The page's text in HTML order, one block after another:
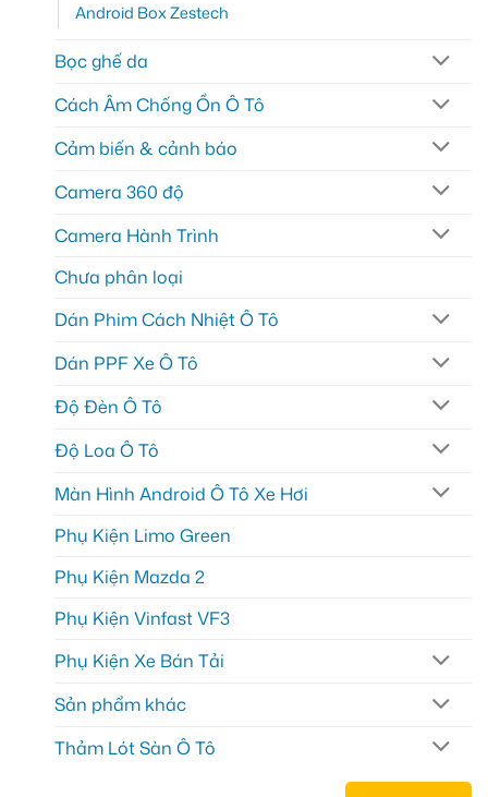
Android Box Zestech
Bọc ghế da
Cách Âm Chống Ồn Ô Tô
Cảm biến & cảnh báo
Camera 360 độ
Camera Hành Trình
Chưa phân loại
Dán Phim Cách Nhiệt Ô Tô
Dán PPF Xe Ô Tô
Độ Đèn Ô Tô
Độ Loa Ô Tô
Màn Hình Android Ô Tô Xe Hơi
Phụ Kiện Limo Green
Phụ Kiện Mazda 2
Phụ Kiện Vinfast VF3
Phụ Kiện Xe Bán Tải
Sản phẩm khác
Thảm Lót Sàn Ô Tô